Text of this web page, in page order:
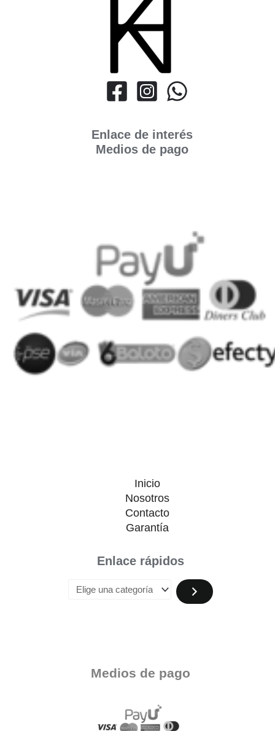
Enlace de interés
Medios de pago
Inicio
Nosotros
Contacto
Garantía
Enlace rápidos
Medios de pago